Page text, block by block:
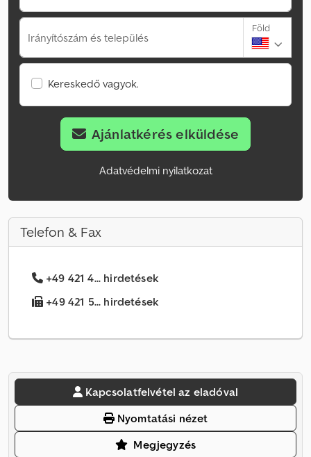
Irányítószám és település
Föld
Kereskedő vagyok.
Ajánlatkérés elküldése
Adatvédelmi nyilatkozat
Telefon & Fax
+49 421 4... hirdetések
+49 421 5... hirdetések
Kapcsolatfelvétel az eladóval
Nyomtatási nézet
Megjegyzés